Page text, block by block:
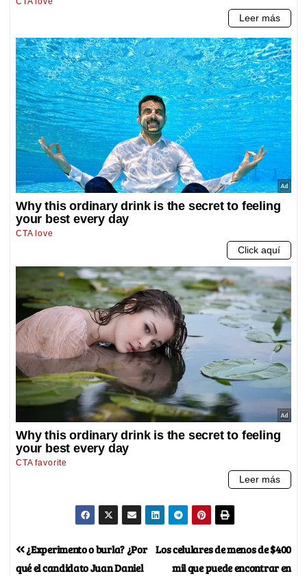
Los celulares de menos de $400
mil que puede encontrar en
¿Experimento o burla? ¿Por
qué el candidato Juan Daniel